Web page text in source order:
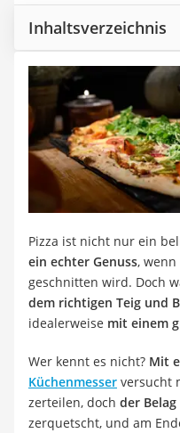
Eierkocher
AEG-Waschmaschine
Saug-Wisch-Roboter
Handstaubsauger
Milchaufschäumer
Kondenstrockner
Reiskocher
Heißwasserspender
Tierhaarstaubsauger
Ecovacs-Saugroboter
Nespresso-Maschine
Messerschärfer
Service
Inhaltsverzeichnis
Pizza ist nicht nur ein
ein echter Genuss,
geschnitten wird. Doch
dem richtigen Teig und
idealerweise mit einem
Wer kennt es nicht? Mit
Küchenmesser versucht
zerteilen, doch der
zerquetscht, und am